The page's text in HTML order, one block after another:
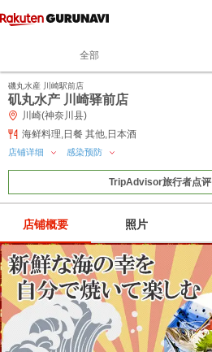
全部
磯丸水産 川崎駅前店
矶丸水产 川崎驿前店
川崎(神奈川县)
海鲜料理,日餐 其他,日本酒
店铺详细 感染预防
TripAdvisor旅行者点评
店铺概要 照片